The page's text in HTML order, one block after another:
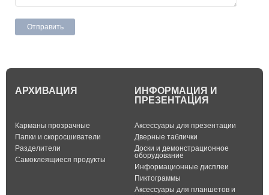
АРХИВАЦИЯ
Карманы прозрачные
Папки и скоросшиватели
Разделители
Самоклеящиеся продукты
ИНФОРМАЦИЯ И
ПРЕЗЕНТАЦИЯ
Аксессуары для презентации
Дверные таблички
Доски и демонстрационное
оборудование
Информационные дисплеи
Пиктограммы
Аксессуары для планшетов и